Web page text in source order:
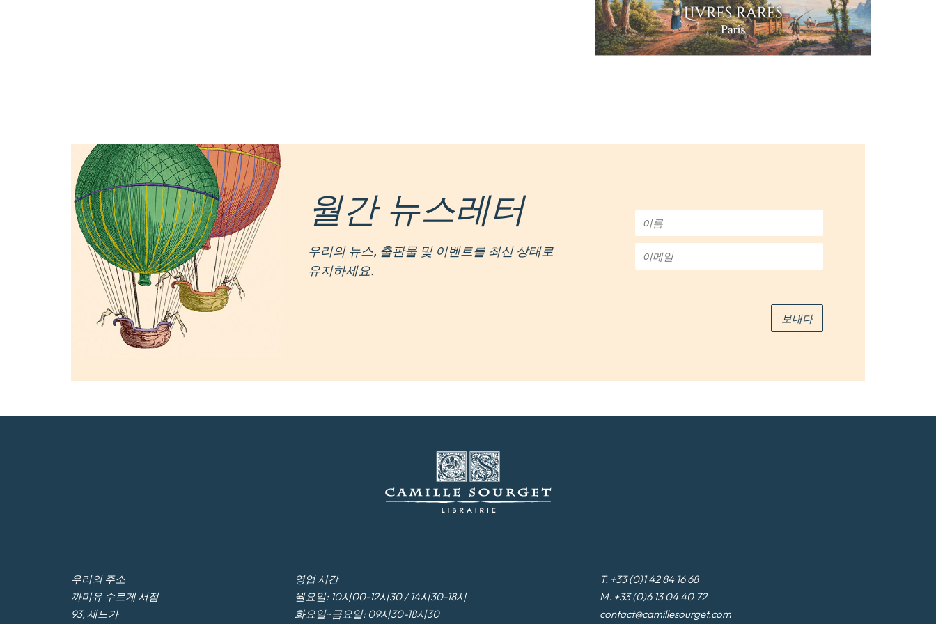
월간 뉴스레터
우리의 뉴스, 출판물 및 이벤트를 최신 상태로
유지하세요.
름
*
메
보내다
우리의 주소
까미유 수르게 서점
93, 세느가
영업 시간
월요일: 10시00-12시30 / 14시30-18시
화요일~금요일: 09시30-18시30
T. +33 (0)1 42 84 16 68
M. +33 (0)6 13 04 40 72
contact@camillesourget.com